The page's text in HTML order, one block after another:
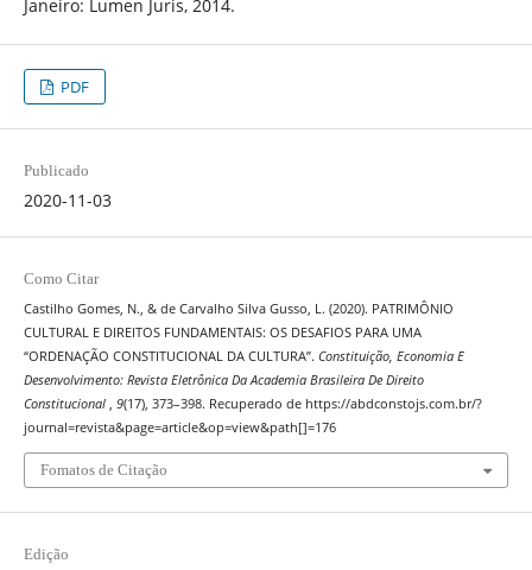
Janeiro: Lumen Juris, 2014.
PDF
Publicado
2020-11-03
Como Citar
Castilho Gomes, N., & de Carvalho Silva Gusso, L. (2020). PATRIMÔNIO
CULTURAL E DIREITOS FUNDAMENTAIS: OS DESAFIOS PARA UMA
“ORDENAÇÃO CONSTITUCIONAL DA CULTURA”. Constituição, Economia E
Desenvolvimento: Revista Eletrônica Da Academia Brasileira De Direito
Constitucional , 9(17), 373–398. Recuperado de https://abdconstojs.com.br/?
journal=revista&page=article&op=view&path[]=176
Fomatos de Citação
Edição